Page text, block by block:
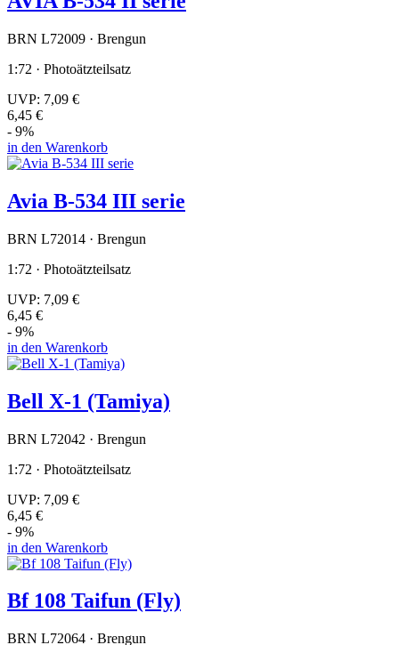
BRN L72009 · Brengun
1:72 · Photoätzteilsatz
UVP: 7,09 €
6,45 €
- 9%
in den Warenkorb
Avia B-534 III serie
BRN L72014 · Brengun
1:72 · Photoätzteilsatz
UVP: 7,09 €
6,45 €
- 9%
in den Warenkorb
Bell X-1 (Tamiya)
BRN L72042 · Brengun
1:72 · Photoätzteilsatz
UVP: 7,09 €
6,45 €
- 9%
in den Warenkorb
Bf 108 Taifun (Fly)
BRN L72064 · Brengun